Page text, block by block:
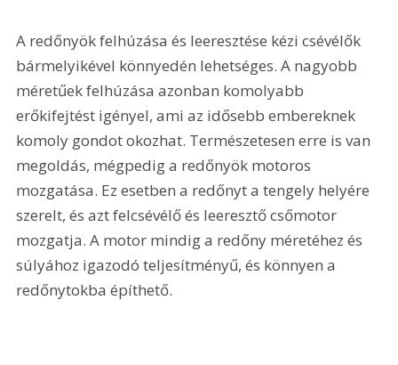
A redőnyök felhúzása és leeresztése kézi csévélők
bármelyikével könnyedén lehetséges. A nagyobb
méretűek felhúzása azonban komolyabb
erőkifejtést igényel, ami az idősebb embereknek
komoly gondot okozhat. Természetesen erre is van
megoldás, mégpedig a redőnyök motoros
mozgatása. Ez esetben a redőnyt a tengely helyére
szerelt, és azt felcsévélő és leeresztő csőmotor
mozgatja. A motor mindig a redőny méretéhez és
súlyához igazodó teljesítményű, és könnyen a
redőnytokba építhető.